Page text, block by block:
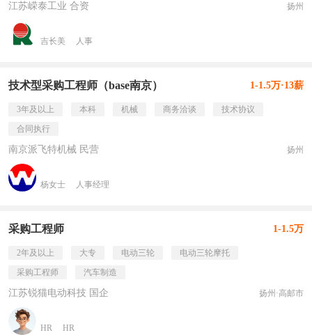
江苏嵘泰工业 合资 扬州
吉长美 人事
技术型采购工程师（base南京） 1-1.5万·13薪
3年及以上 本科 机械 商务洽谈
技术协议
合同执行
南京派飞特机械 民营 扬州
杨女士 人事经理
采购工程师 1-1.5万
2年及以上 大专 电动三轮
电动三轮摩托
采购工程师
汽车制造
江苏锐猫电动科技 国企 扬州·高邮市
HR HR